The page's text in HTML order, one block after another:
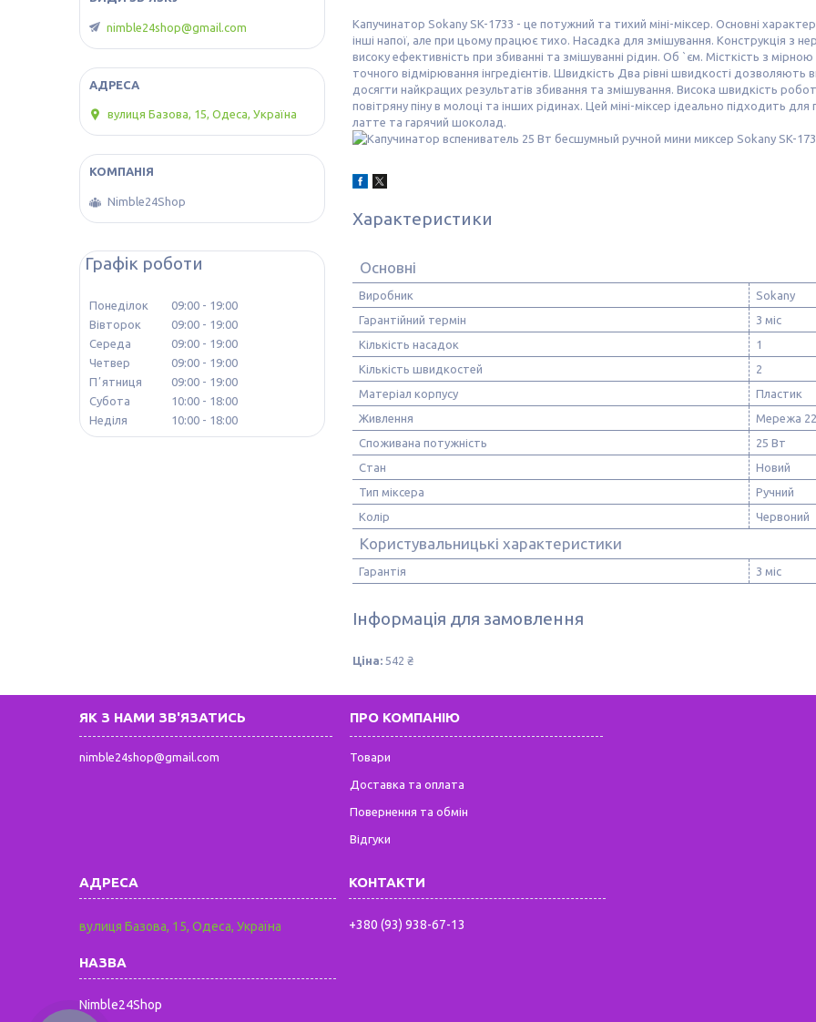
Капучинатор Sokany SK-1733 - це потужний та тихий міні-міксер. Основні
інші напої, але при цьому працює тихо. Насадка для змішування. Конструкція з
високу ефективність при збиванні та змішуванні рідин. Об `єм. Місткість з
точного відмірювання інгредієнтів. Швидкість Два рівні швидкості
досягти найкращих результатів збивання та змішування. Висока швидкість
повітряну піну в молоці та інших рідинах. Цей міні-міксер ідеально підходить
латте та гарячий шоколад.
Характеристики
Основні
Виробник
Sokany
Гарантійний термін
3 міс
Кількість насадок
1
Кількість швидкостей
2
Матеріал корпусу
Пластик
Живлення
Мережа
Споживана потужність
25 Вт
Стан
Новий
Тип міксера
Ручний
Колір
Червоний
Користувальницькі характеристики
Гарантія 3 міс
Інформація для замовлення
Ціна: 542 ₴
nimble24shop@gmail.com
вулиця Базова, 15, Одеса, Україна
Nimble24Shop
Графік роботи
Понеділок 09:00
19:00
Вівторок
09:00
19:00
Середа
09:00
19:00
Четвер
09:00
19:00
Пʼятниця
09:00
19:00
Субота
10:00
18:00
Неділя
10:00 18:00
ЯК З НАМИ ЗВ'ЯЗАТИСЬ
nimble24shop@gmail.com
ПРО КОМПАНІЮ
Товари
Доставка та оплата
Повернення та обмін
Відгуки
вулиця Базова, 15, Одеса, Україна
Nimble24Shop
+380 (93) 938-67-13